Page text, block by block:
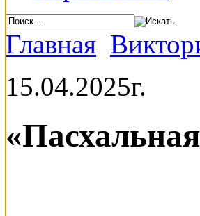
Главная
15.04.2025г.